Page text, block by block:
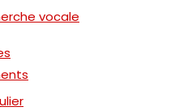
vocale